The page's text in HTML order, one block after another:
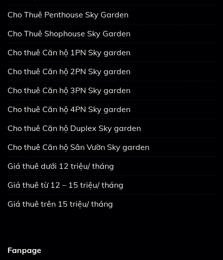
Cho Thuê Penthouse Sky Garden
Cho Thuê Shophouse Sky Garden
Cho thuê Căn hộ 1PN Sky garden
Cho thuê Căn hộ 2PN Sky garden
Cho thuê Căn hộ 3PN Sky garden
Cho thuê Căn hộ 4PN Sky garden
Cho thuê Căn hộ Duplex Sky garden
Cho thuê Căn hộ Sân Vườn Sky garden
Giá thuê dưới 12 triệu/ tháng
Giá thuê từ 12 – 15 triệu/ tháng
Giá thuê trên 15 triệu/ tháng
Fanpage